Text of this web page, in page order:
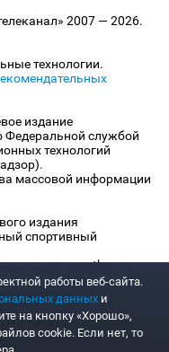
2007 — 2026.
технологии.
издание
Федеральной службой
технологий
массовой информации
издания
спортивный
«www.sportbox.ru»:
издания
сетевого издания
работы веб-сайта.
данных и
на кнопку «Хорошо»,
cookie. Если нет, то